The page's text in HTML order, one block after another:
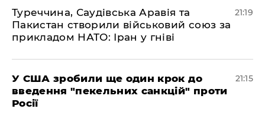
​Туреччина, Саудівська Аравія та
Пакистан створили військовий союз за
прикладом НАТО: Іран у гніві
21:19
​У США зробили ще один крок до
введення "пекельних санкцій" проти
Росії
21:15